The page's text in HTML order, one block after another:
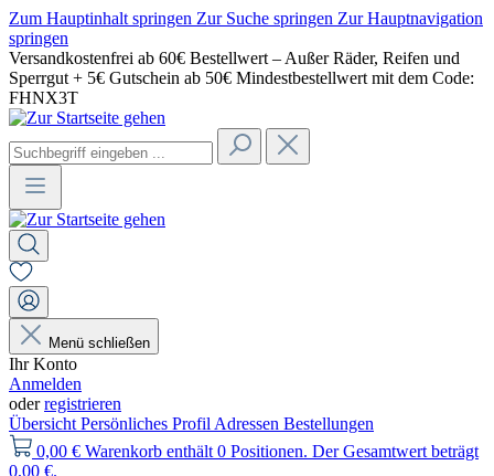
Zum Hauptinhalt springen Zur Suche springen Zur Hauptnavigation
springen
Versandkostenfrei ab 60€ Bestellwert – Außer Räder, Reifen und
Sperrgut + 5€ Gutschein ab 50€ Mindestbestellwert mit dem Code:
FHNX3T
Menü schließen
Ihr Konto
Anmelden
oderregistrieren
Übersicht Persönliches Profil Adressen Bestellungen
0,00 € Warenkorb enthält 0 Positionen. Der Gesamtwert beträgt
0,00 €.